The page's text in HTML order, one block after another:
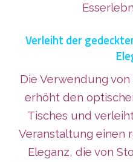
Verleiht der
Die Verwendung
erhöht den
Tisches und
Veranstaltung einen
Eleganz, die von